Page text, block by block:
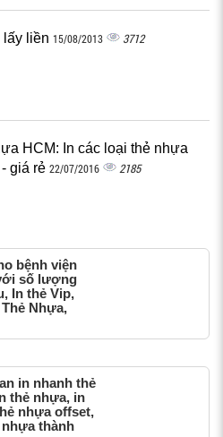
lấy liền 15/08/2013 3712
HCM: In các loại thẻ nhựa
giá rẻ 22/07/2016 2185
bệnh viện
số lượng
In thẻ Vip,
Nhựa,
in nhanh thẻ
thẻ nhựa, in
nhựa offset,
thành